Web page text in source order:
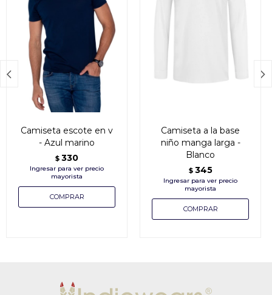
Camiseta escote en v
- Azul marino
$ 330
Camiseta a la base
niño manga larga -
Blanco
$ 345
 